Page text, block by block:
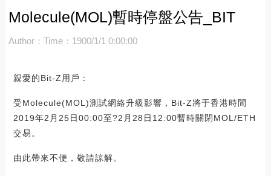
Molecule(MOL)暫時停盤公告_BIT
Author： Time：1900/1/1 0:00:00
親愛的Bit-Z用戶：
受Molecule(MOL)測試網絡升級影響，Bit-Z將于香港時間
2019年2月25日00:00至?2月28日12:00暫時關閉MOL/ETH
交易。
由此帶來不便，敬請諒解。